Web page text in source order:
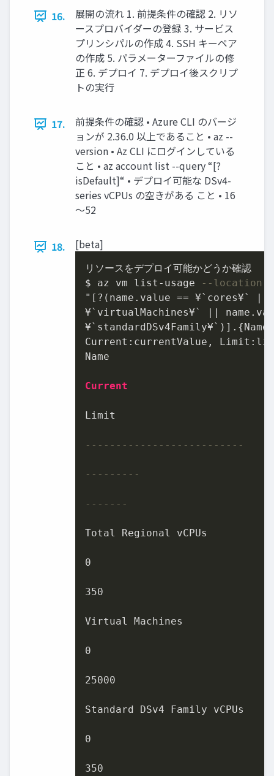
16.
展開の流れ 1. 前提条件の確認 2. リソ
ースプロバイダーの登録 3. サービス
プリンシパルの作成 4. SSH キーペア
の作成 5. パラメーターファイルの修
正 6. デプロイ 7. デプロイ後スクリプ
トの実行
17.
前提条件の確認 • Azure CLI のバージ
ョンが 2.36.0 以上であること • az --
version • Az CLI にログインしている
こと • az account list --query “[?
isDefault]“ • デプロイ可能な DSv4-
series vCPUs の空きがある こと • 16
～52
18. [beta]
リソースをデプロイ可能かどうか確認
$ az vm list - usage
--location
"[?(name.value == ¥`cores¥` ||
¥`virtualMachines¥` ||
Current:currentValue,
Name
Current
Limit
--------------------------
---------
-------
Total Regional vCPUs
0
350
Virtual Machines
0
25000
Standard DSv4 Family vCPUs
0
350